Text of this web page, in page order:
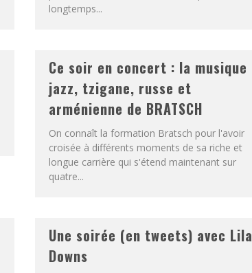
longtemps...
Ce soir en concert : la musique
jazz, tzigane, russe et
arménienne de BRATSCH
On connaît la formation Bratsch pour l'avoir
croisée à différents moments de sa riche et
longue carrière qui s'étend maintenant sur
quatre...
Une soirée (en tweets) avec Lila
Downs